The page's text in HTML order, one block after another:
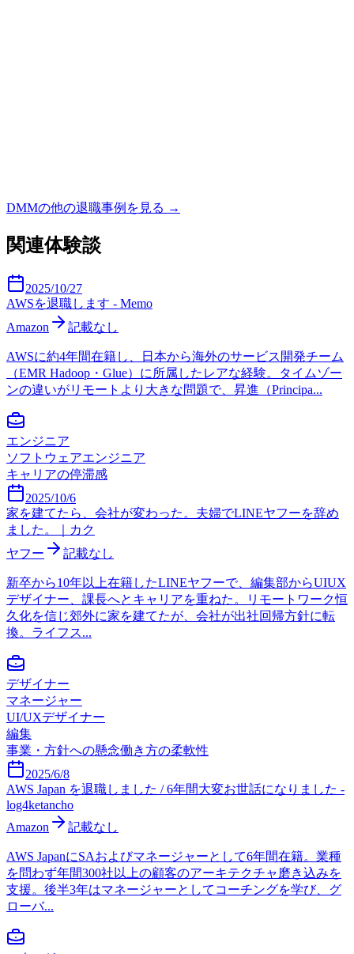
DMMの他の退職事例を見る →
関連体験談
2025/10/27
AWSを退職します - Memo
Amazon
記載なし
AWSに約4年間在籍し、日本から海外のサービス開発チーム
（EMR Hadoop・Glue）に所属したレアな経験。タイムゾー
ンの違いがリモートより大きな問題で、昇進（Principa...
エンジニア
ソフトウェアエンジニア
キャリアの停滞感
2025/10/6
家を建てたら、会社が変わった。夫婦でLINEヤフーを辞め
ました。｜カク
ヤフー
記載なし
新卒から10年以上在籍したLINEヤフーで、編集部からUIUX
デザイナー、課長へとキャリアを重ねた。リモートワーク恒
久化を信じ郊外に家を建てたが、会社が出社回帰方針に転
換。ライフス...
デザイナー
マネージャー
UI/UXデザイナー
編集
事業・方針への懸念働き方の柔軟性
2025/6/8
AWS Japan を退職しました / 6年間大変お世話になりました -
log4ketancho
Amazon
記載なし
AWS JapanにSAおよびマネージャーとして6年間在籍。業種
を問わず年間300社以上の顧客のアーキテクチャ磨き込みを
支援。後半3年はマネージャーとしてコーチングを学び、グ
ローバ...